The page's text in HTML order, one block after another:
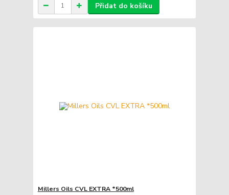
Přidat do košíku
Millers Oils CVL EXTRA *500ml